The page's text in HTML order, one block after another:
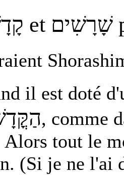
et שָׁרָשִׁים
il est doté
, comme
tout le
(Si je ne l'ai